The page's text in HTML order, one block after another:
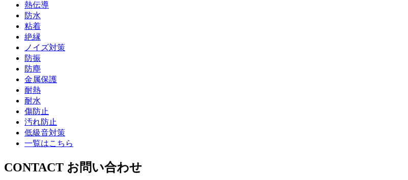
熱伝導
防水
粘着
絶縁
ノイズ対策
防振
防塵
金属保護
耐熱
耐水
傷防止
汚れ防止
低級音対策
一覧はこちら
CONTACT お問い合わせ